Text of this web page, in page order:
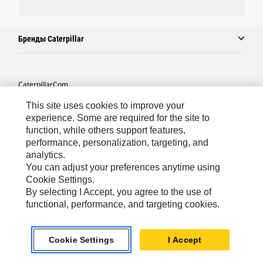
Бренды Caterpillar
Caterpillar.com
Связаться С Caterpillar
Карта Сайта
Cookie Settings
Юридическая Информация
Конфиденциальность Личных Данных
CIS - Russian© 2026 Caterpillar. Все права сохранены.
This site uses cookies to improve your
experience. Some are required for the site to
function, while others support features,
performance, personalization, targeting, and
analytics.
You can adjust your preferences anytime using
Cookie Settings.
By selecting I Accept, you agree to the use of
functional, performance, and targeting cookies.
Cookie Settings I Accept